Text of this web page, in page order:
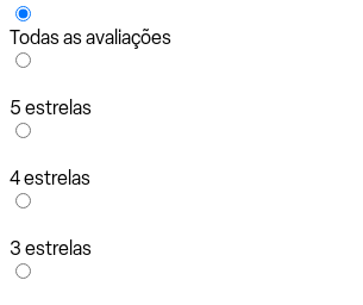
Todas as avaliações
5 estrelas
4 estrelas
3 estrelas